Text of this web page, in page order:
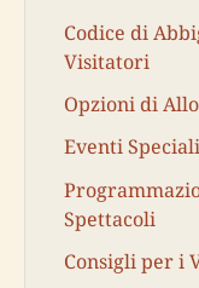
Codice di
Visitatori
Opzioni di
Eventi
Spettacoli
Consigli per i